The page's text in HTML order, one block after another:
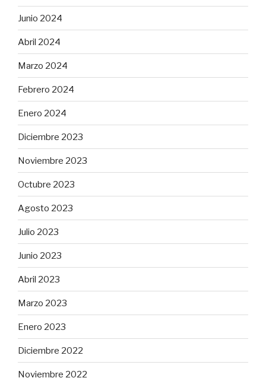
Junio 2024
Abril 2024
Marzo 2024
Febrero 2024
Enero 2024
Diciembre 2023
Noviembre 2023
Octubre 2023
Agosto 2023
Julio 2023
Junio 2023
Abril 2023
Marzo 2023
Enero 2023
Diciembre 2022
Noviembre 2022